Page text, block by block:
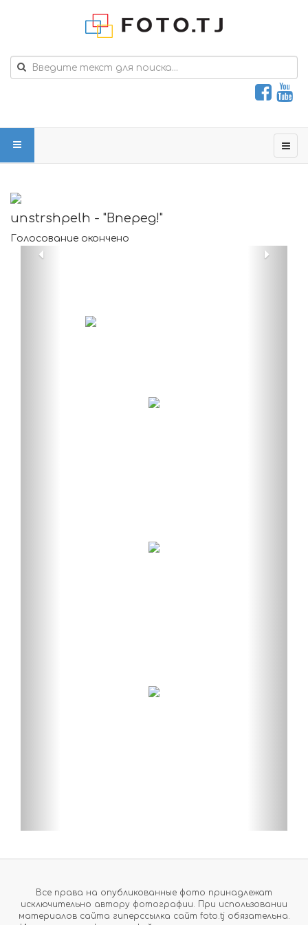
unstrshpelh - "Вперед!"
Голосование окончено
Все права на опубликованные фото принадлежат
исключительно автору фотографии. При использовании
материалов сайта гиперссылка сайт foto.tj обязательна.